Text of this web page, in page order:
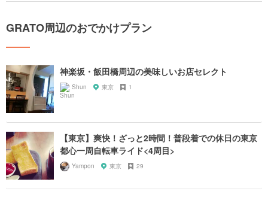
GRATO周辺のおでかけプラン
神楽坂・飯田橋周辺の美味しいお店セレクト
Shun 東京 1
【東京】爽快！ざっと2時間！普段着での休日の東京
都心一周自転車ライド<4周目>
Yampon 東京 29